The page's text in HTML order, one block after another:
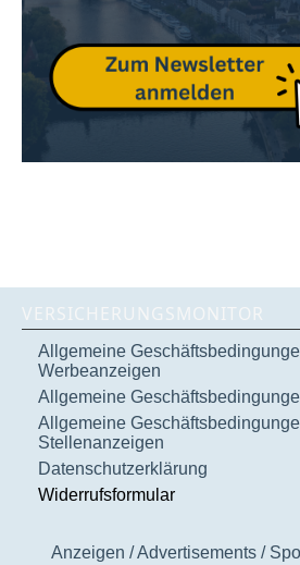
VERSICHERUNGSMONITOR
Allgemeine
Werbeanzeigen
Allgemeine
Allgemeine
Stellenanzeigen
Datenschutzerklärung
Widerrufsformular
Anzeigen / Advertisements /